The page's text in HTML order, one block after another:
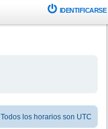
IDENTIFICARSE
Todos los horarios son UTC